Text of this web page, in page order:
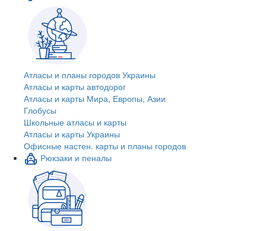
Атласы и планы городов Украины
Атласы и карты автодорог
Атласы и карты Мира, Европы, Азии
Глобусы
Школьные атласы и карты
Атласы и карты Украины
Офисные настен. карты и планы городов
Рюкзаки и пеналы